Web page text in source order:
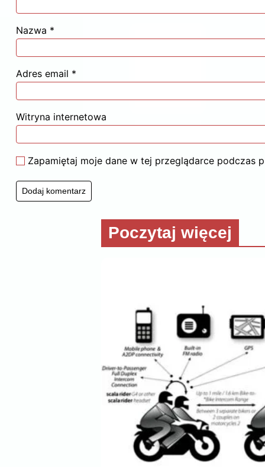
Nazwa *
Adres email *
Witryna internetowa
Zapamiętaj moje dane w tej przeglądarce podczas
Poczytaj więcej